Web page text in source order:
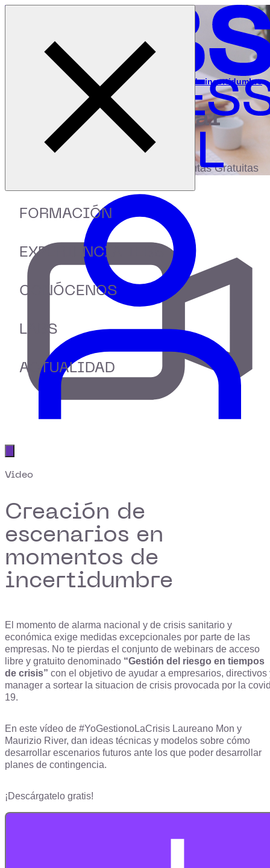
FORMACIÓN
EXPERIENCIA IEBS
CONÓCENOS
LABS
ACTUALIDAD
Inicio
Recursos
Creación de escenarios en momentos de incertidumbre
bibliotecadigital
Accede a más de 150 Recursos, Guías,
eBooks,Plantillas, Estudios y Herramientas Gratuitas
Video
Creación de
escenarios en
momentos de
incertidumbre
El momento de alarma nacional y de crisis sanitario y
económica exige medidas excepcionales por parte de las
empresas. No te pierdas el conjunto de webinars de acceso
libre y gratuito denominado “Gestión del riesgo en tiempos
de crisis” con el objetivo de ayudar a empresarios, directivos
manager a sortear la situacion de crisis provocada por la
19.
En este vídeo de #YoGestionoLaCrisis Laureano Mon y
Maurizio River, dan ideas técnicas y modelos sobre cómo
desarrollar escenarios futuros ante los que poder desarrollar
planes de contingencia.
¡Descárgatelo gratis!